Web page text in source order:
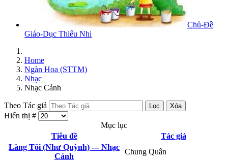
Chủ-Đề
Giáo-Dục Thiếu Nhi
Home
Ngàn Hoa (STTM)
Nhạc
Nhạc Cảnh
Theo Tác giả Lọc Xóa
Hiển thị #
Mục lục
Tiêu đề
Tác giả
Làng Tôi (Như Quỳnh) --- Nhạc
Cảnh
Chung Quân